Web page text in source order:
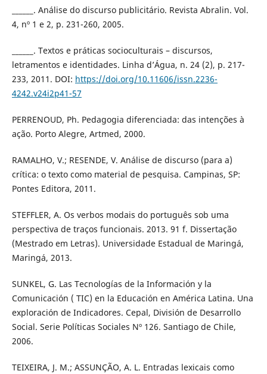
______. Análise do discurso publicitário. Revista Abralin. Vol.
4, nº 1 e 2, p. 231-260, 2005.
______. Textos e práticas socioculturais – discursos,
letramentos e identidades. Linha d’Água, n. 24 (2), p. 217-
233, 2011. DOI: https://doi.org/10.11606/issn.2236-
4242.v24i2p41-57
PERRENOUD, Ph. Pedagogia diferenciada: das intenções à
ação. Porto Alegre, Artmed, 2000.
RAMALHO, V.; RESENDE, V. Análise de discurso (para a)
crítica: o texto como material de pesquisa. Campinas, SP:
Pontes Editora, 2011.
STEFFLER, A. Os verbos modais do português sob uma
perspectiva de traços funcionais. 2013. 91 f. Dissertação
(Mestrado em Letras). Universidade Estadual de Maringá,
Maringá, 2013.
SUNKEL, G. Las Tecnologías de la Información y la
Comunicación ( TIC) en la Educación en América Latina. Una
exploración de Indicadores. Cepal, División de Desarrollo
Social. Serie Políticas Sociales Nº 126. Santiago de Chile,
2006.
TEIXEIRA, J. M.; ASSUNÇÃO, A. L. Entradas lexicais como